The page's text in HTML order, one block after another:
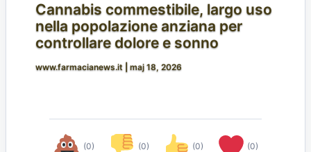
Cannabis commestibile, largo uso
nella popolazione anziana per
controllare dolore e sonno
www.farmacianews.it maj 18, 2026
(0) (0) (0) (0)